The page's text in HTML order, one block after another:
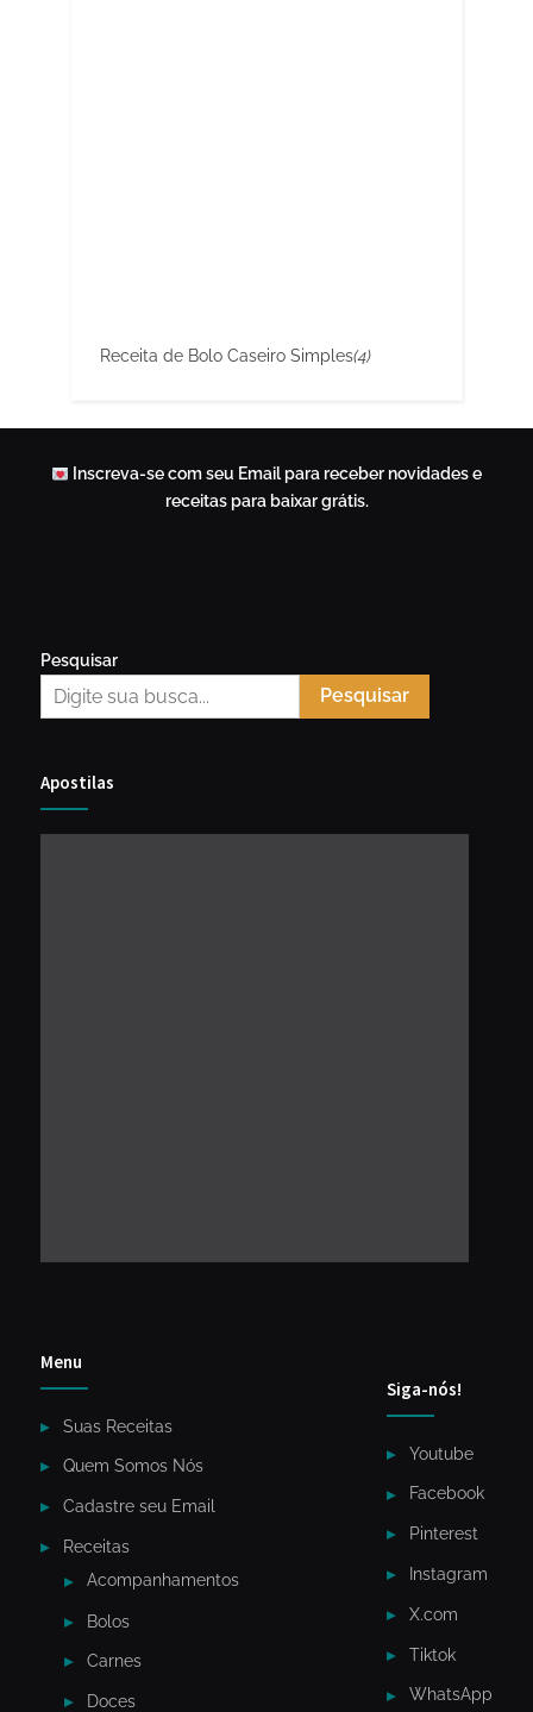
Receita de Bolo Caseiro Simples(4)
Inscreva-se com seu Email para receber novidades e
receitas para baixar grátis.
Pesquisar
Pesquisar
Apostilas
Menu
Suas Receitas
Quem Somos Nós
Cadastre seu Email
Receitas
Acompanhamentos
Bolos
Carnes
Doces
Siga-nós!
Youtube
Facebook
Pinterest
Instagram
X.com
Tiktok
WhatsApp